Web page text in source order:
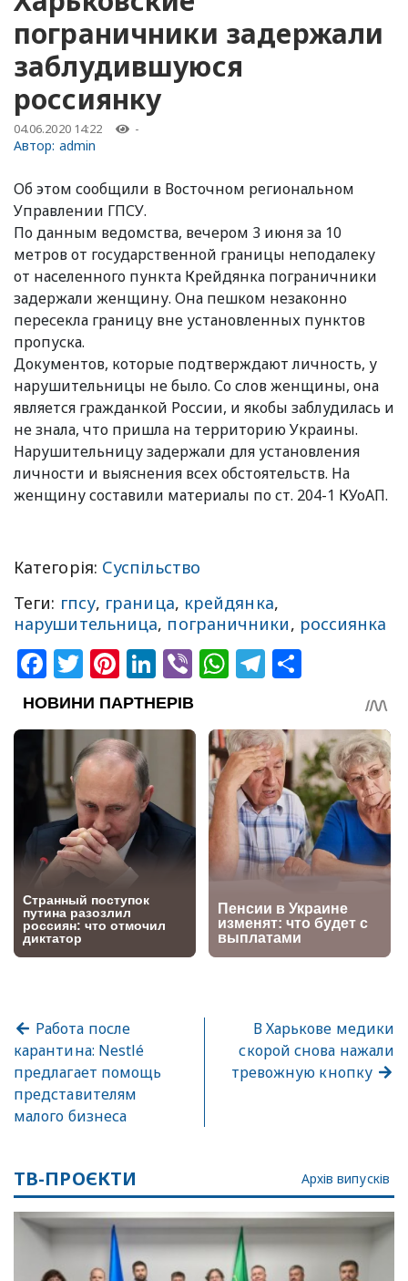
пограничники задержали
заблудившуюся
россиянку
04.06.2020 14:22 -
Автор: admin
Об этом сообщили в Восточном региональном
Управлении ГПСУ.
По данным ведомства, вечером 3 июня за 10
метров от государственной границы неподалеку
от населенного пункта Крейдянка пограничники
задержали женщину. Она пешком незаконно
пересекла границу вне установленных пунктов
пропуска.
Документов, которые подтверждают личность, у
нарушительницы не было. Со слов женщины, она
является гражданкой России, и якобы заблудилась и
не знала, что пришла на территорию Украины.
Нарушительницу задержали для установления
личности и выяснения всех обстоятельств. На
женщину составили материалы по ст. 204-1 КУоАП.
Категорія: Суспільство
Теги: гпсу, граница, крейдянка,
нарушительница, пограничники, россиянка
Facebook
Twitter
Pinterest
LinkedIn
ViberWhatsApp
Telegram
Работа после
карантина: Nestlé
предлагает помощь
представителям
малого бизнеса
В Харькове медики
скорой снова нажали
тревожную кнопку
ТВ-ПРОЄКТИ Архів випусків